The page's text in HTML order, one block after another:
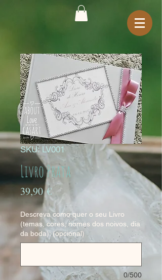
SKU: LV001
Livro Prata
39,90 €Preço
Descreva como quer o seu Livro
(temas, cores, nomes dos noivos, dia
da boda): (opcional)
0/500